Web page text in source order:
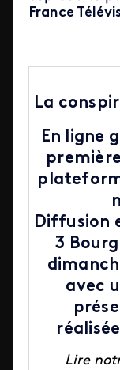
France
La
En ligne
Diffusion
3
avec
Lire